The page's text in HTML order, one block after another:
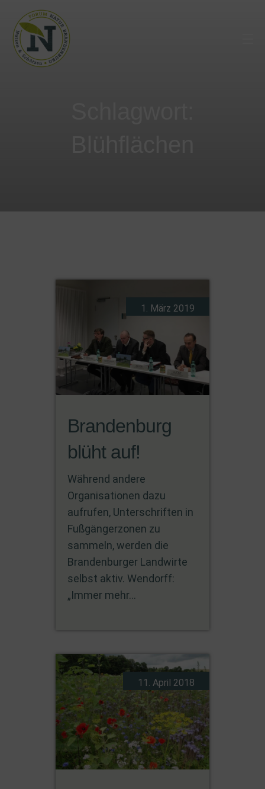
Brandenburg
blüht auf!
Während andere
Organisationen dazu
aufrufen, Unterschriften in
Fußgängerzonen zu
sammeln, werden die
Brandenburger Landwirte
selbst aktiv. Wendorff:
„Immer mehr...
1. März 2019
11. April 2018